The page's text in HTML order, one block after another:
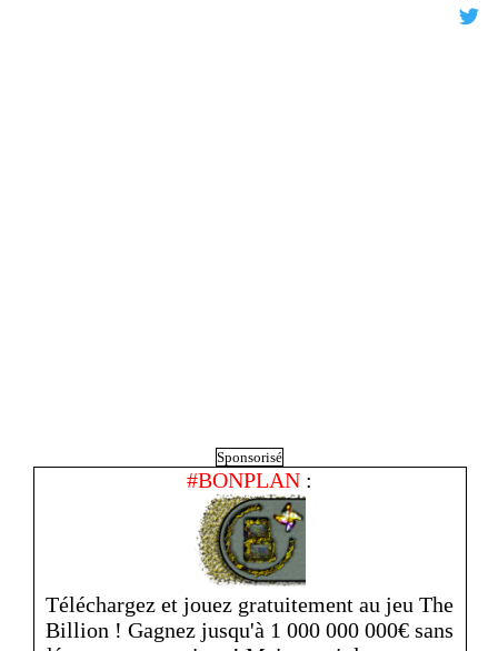
Sponsorisé
#BONPLAN :
Téléchargez et jouez gratuitement au jeu The
Billion ! Gagnez jusqu'à 1 000 000 000€ sans